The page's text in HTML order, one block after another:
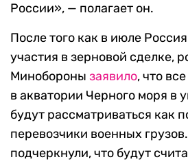
России», — полагает он.
После того как в июле
участия в зерновой сделке,
Минобороны заявило, что
в акватории Черного моря в
будут рассматриваться как
перевозчики военных
подчеркнули, что будут